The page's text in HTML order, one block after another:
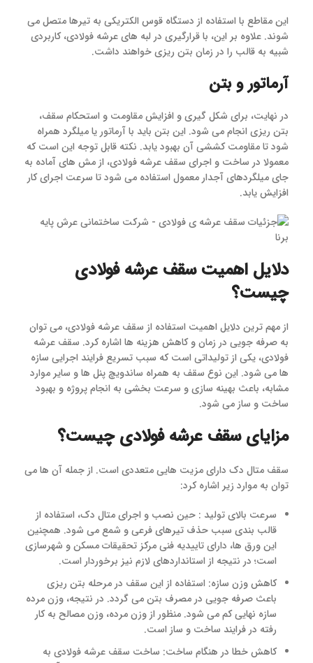
این مقاطع با استفاده از دستگاه قوس الکتریکی به تیرها متصل می
شوند. علاوه بر این، با قرارگیری در لبه های عرشه فولادی، کاربردی
شبیه به قالب را در زمان بتن ریزی خواهند داشت.
آرماتور و بتن
در نهایت، برای شکل گیری و افزایش مقاومت و استحکام سقف،
بتن ریزی انجام می شود. این بتن باید با آرماتور یا میلگرد همراه
شود تا مقاومت کششی آن بهبود یابد. نکته قابل توجه این است که
معمولا در ساخت و اجرای سقف عرشه فولادی، از مش های آماده به
جای میلگردهای آجدار معمول استفاده می شود تا سرعت اجرای کار
افزایش یابد.
دلایل اهمیت سقف عرشه‌ فولادی
چیست؟
از مهم ترین دلایل اهمیت استفاده از سقف عرشه فولادی، می توان
به صرفه جویی در زمان و کاهش هزینه ها اشاره کرد. سقف عرشه
فولادی، یکی از تولیداتی است که سبب تسریع فرایند اجرایی سازه
ها می شود. این نوع سقف به همراه ساندویچ پنل ها و سایر موارد
مشابه، باعث بهینه سازی و سرعت بخشی به انجام پروژه و بهبود
ساخت و ساز می شود.
مزایای سقف عرشه فولادی چیست؟
سقف متال دک دارای مزیت هایی متعددی است. از جمله‌ آن ها می
توان به موارد زیر اشاره کرد:
سرعت بالای تولید : حین نصب و اجرای متال دک، استفاده از
قالب بندی سبب حذف تیرهای فرعی و شمع می شود. همچنین
این ورق ها، دارای تاییدیه فنی مرکز تحقیقات مسکن و شهرسازی
است؛ در نتیجه از استانداردهای لازم نیز برخوردار است.
کاهش وزن سازه: استفاده از این سقف در مرحله بتن ریزی
باعث صرفه جویی در مصرف بتن می گردد. در نتیجه، وزن مرده
سازه نهایی کم می شود. منظور از وزن مرده، وزن مصالح به کار
رفته در فرایند ساخت و ساز است.
کاهش خطا در هنگام ساخت: ساخت سقف عرشه فولادی به